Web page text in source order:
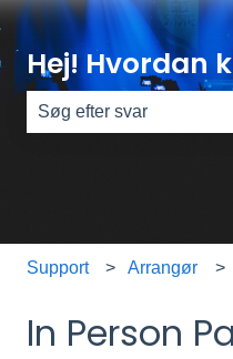
Hej! Hvordan
Support Arrangør
In Person